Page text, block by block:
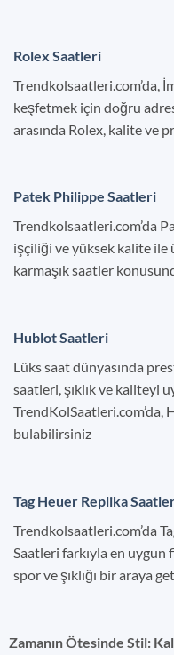
Rolex Saatleri
Trendkolsaatleri.com’da,
keşfetmek için doğru
arasında Rolex, kalite ve
Patek Philippe Saatleri
Trendkolsaatleri.com’da
işçiliği ve yüksek kalite
karmaşık saatler
Hublot Saatleri
Lüks saat dünyasında
saatleri, şıklık ve kaliteyi
bulabilirsiniz
Tag Heuer Replika
Trendkolsaatleri.com’da
Saatleri farkıyla en uygun
spor ve şıklığı bir araya
Zamanın Ötesinde Stil: